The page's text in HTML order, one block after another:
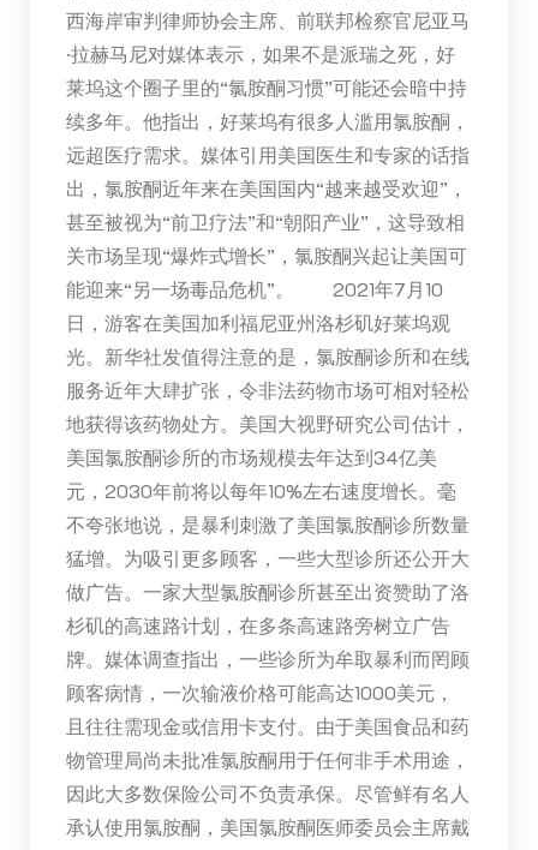
西海岸审判律师协会主席、前联邦检察官尼亚马
·拉赫马尼对媒体表示，如果不是派瑞之死，好
莱坞这个圈子里的“氯胺酮习惯”可能还会暗中持
续多年。他指出，好莱坞有很多人滥用氯胺酮，
远超医疗需求。媒体引用美国医生和专家的话指
出，氯胺酮近年来在美国国内“越来越受欢迎”，
甚至被视为“前卫疗法”和“朝阳产业”，这导致相
关市场呈现“爆炸式增长”，氯胺酮兴起让美国可
能迎来“另一场毒品危机”。 2021年7月10
日，游客在美国加利福尼亚州洛杉矶好莱坞观
光。新华社发值得注意的是，氯胺酮诊所和在线
服务近年大肆扩张，令非法药物市场可相对轻松
地获得该药物处方。美国大视野研究公司估计，
美国氯胺酮诊所的市场规模去年达到34亿美
元，2030年前将以每年10%左右速度增长。毫
不夸张地说，是暴利刺激了美国氯胺酮诊所数量
猛增。为吸引更多顾客，一些大型诊所还公开大
做广告。一家大型氯胺酮诊所甚至出资赞助了洛
杉矶的高速路计划，在多条高速路旁树立广告
牌。媒体调查指出，一些诊所为牟取暴利而罔顾
顾客病情，一次输液价格可能高达1000美元，
且往往需现金或信用卡支付。由于美国食品和药
物管理局尚未批准氯胺酮用于任何非手术用途，
因此大多数保险公司不负责承保。尽管鲜有名人
承认使用氯胺酮，美国氯胺酮医师委员会主席戴